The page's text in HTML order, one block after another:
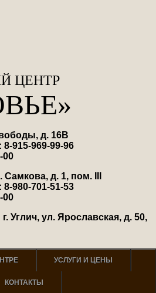
ЦЕНТР
д. 16В
915-969-99-96
00
д. 1, пом. III
980-701-51-53
00
Углич, ул. Ярославская, д. 50,
УСЛУГИ И ЦЕНЫ
КОНТАКТЫ